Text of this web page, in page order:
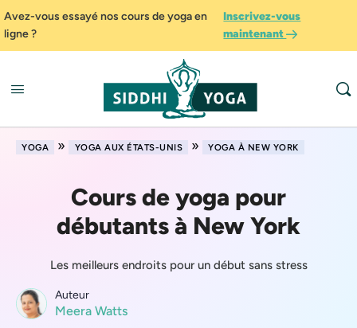
Avez-vous essayé nos cours de yoga en
ligne ?
Inscrivez-vous
maintenant
YOGA » YOGA AUX ÉTATS-UNIS » YOGA À NEW YORK
Cours de yoga pour
débutants à New York
Les meilleurs endroits pour un début sans stress
Auteur
Meera Watts